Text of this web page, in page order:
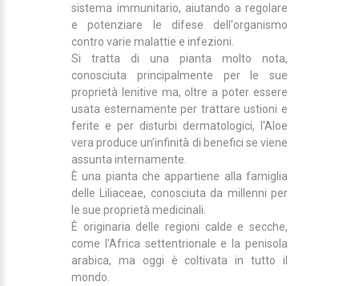
sistema immunitario, aiutando a regolare
e potenziare le difese dell'organismo
contro varie malattie e infezioni.
Si tratta di una pianta molto nota,
conosciuta principalmente per le sue
proprietà lenitive ma, oltre a poter essere
usata esternamente per trattare ustioni e
ferite e per disturbi dermatologici, l'Aloe
vera produce un’infinità di benefici se viene
assunta internamente.
È una pianta che appartiene alla famiglia
delle Liliaceae, conosciuta da millenni per
le sue proprietà medicinali.
È originaria delle regioni calde e secche,
come l'Africa settentrionale e la penisola
arabica, ma oggi è coltivata in tutto il
mondo.